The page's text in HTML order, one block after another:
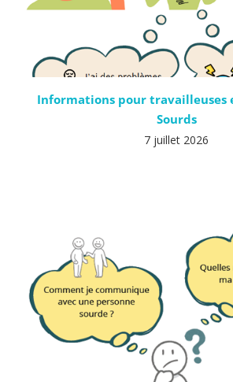
Informations pour
Sourds
7 juillet 2026